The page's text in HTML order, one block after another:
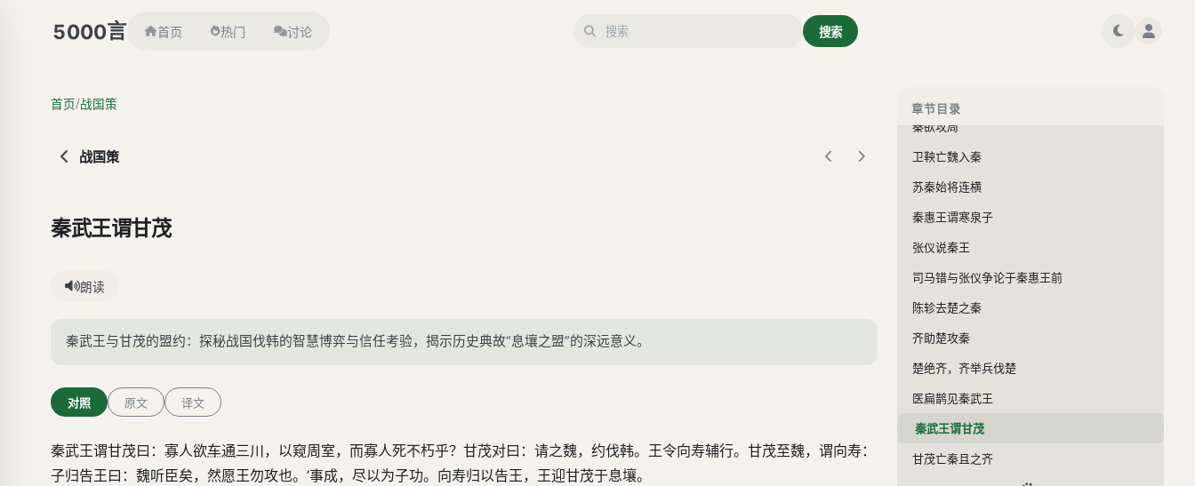
5000言 首页 热门 讨论 搜索
首页/战国策
战国策
秦武王谓甘茂
朗读
秦武王与甘茂的盟约：探秘战国伐韩的智慧博弈与信任考验，揭示历史典故“息壤之盟”的深远意义。
对照 原文 译文
秦武王谓甘茂曰：寡人欲车通三川，以窥周室，而寡人死不朽乎？甘茂对曰：请之魏，约伐韩。王令向寿辅行。甘茂至魏，谓向寿：
子归告王曰：魏听臣矣，然愿王勿攻也。’事成，尽以为子功。向寿归以告王，王迎甘茂于息壤。
章节目录
秦欲攻周
卫鞅亡魏入秦
苏秦始将连横
秦惠王谓寒泉子
张仪说秦王
司马错与张仪争论于秦惠王前
陈轸去楚之秦
齐助楚攻秦
楚绝齐，齐举兵伐楚
医扁鹊见秦武王
秦武王谓甘茂
甘茂亡秦且之齐